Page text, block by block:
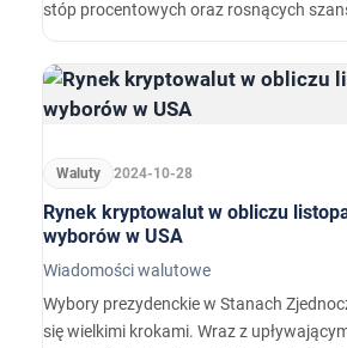
stóp procentowych oraz rosnących
Waluty 2024-10-28
Rynek kryptowalut w obliczu
wyborów w USA
Wiadomości walutowe
Wybory prezydenckie w Stanach
się wielkimi krokami. Wraz z